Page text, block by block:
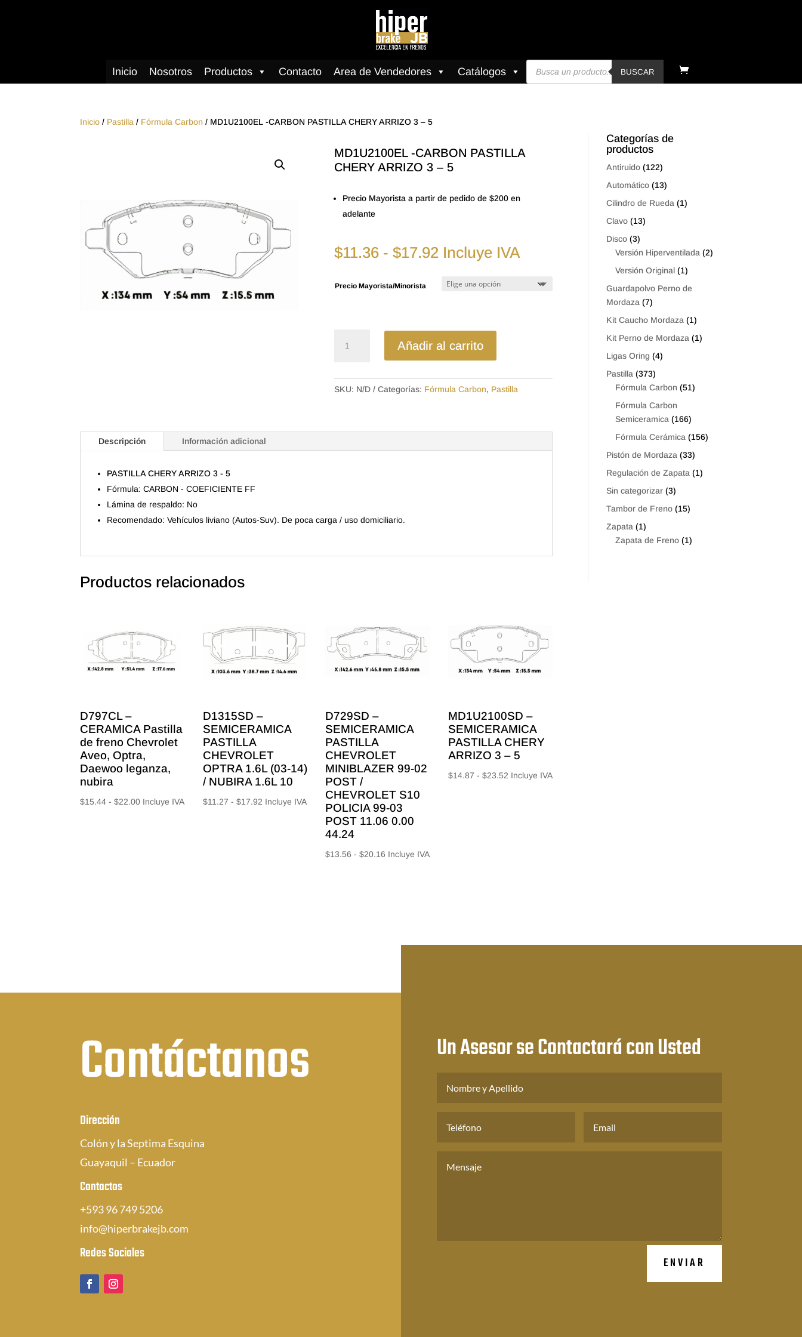
Inicio Nosotros Productos Contacto Area de Vendedores Catálogos
Búsqueda
BUSCAR
Inicio / Pastilla / Fórmula Carbon / MD1U2100EL -CARBON PASTILLA CHERY ARRIZO 3 – 5
MD1U2100EL -CARBON PASTILLA
CHERY ARRIZO 3 – 5
Precio Mayorista a partir de pedido de $200 en
adelante
$11.36 - $17.92Rango
precios:
desde
$17.92
Incluye IVA
Precio Mayorista/Minorista
CHERY
-
Añadir al carrito
SKU: N/D Categorías: Fórmula Carbon, Pastilla
Descripción Información adicional
PASTILLA CHERY ARRIZO 3 - 5
Fórmula: CARBON - COEFICIENTE FF
Lámina de respaldo: No
Recomendado: Vehículos liviano (Autos-Suv). De poca carga / uso domiciliario.
Productos relacionados
D797CL –
CERAMICA Pastilla
de freno Chevrolet
Aveo, Optra,
Daewoo leganza,
nubira
$15.44 - $22.00Rango
Incluye IVA
D1315SD –
SEMICERAMICA
PASTILLA
CHEVROLET
OPTRA 1.6L (03-14)
/ NUBIRA 1.6L 10
$11.27 - $17.92Rango
Incluye IVA
D729SD –
SEMICERAMICA
PASTILLA
CHEVROLET
MINIBLAZER 99-02
POST /
CHEVROLET S10
POLICIA 99-03
POST 11.06 0.00
44.24
$13.56 - $20.16 Rango
$20.16
Incluye IVA
MD1U2100SD –
SEMICERAMICA
PASTILLA CHERY
ARRIZO 3 – 5
$14.87 - $23.52Rango
Incluye IVA
Categorías de
productos
Antiruido (122)
Automático (13)
Cilindro de Rueda (1)
Clavo (13)
Disco (3)
Versión Hiperventilada (2)
Versión Original (1)
Guardapolvo Perno de
Mordaza (7)
Kit Caucho Mordaza (1)
Kit Perno de Mordaza (1)
Ligas Oring (4)
Pastilla (373)
Fórmula Carbon (51)
Fórmula Carbon
Semiceramica (166)
Fórmula Cerámica (156)
Pistón de Mordaza (33)
Regulación de Zapata (1)
Sin categorizar (3)
Tambor de Freno (15)
Zapata (1)
Zapata de Freno (1)
Contáctanos
Dirección
Colón y la Septima Esquina
Guayaquil – Ecuador
Contactos
+593 96 749 5206
info@hiperbrakejb.com
Redes Sociales
Un Asesor se Contactará con Usted
ENVIAR